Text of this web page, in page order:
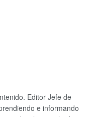
Editor Jefe de
e informando